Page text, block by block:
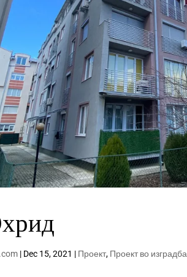
| Dec 15, 2021 | Проект, Проект во изградба